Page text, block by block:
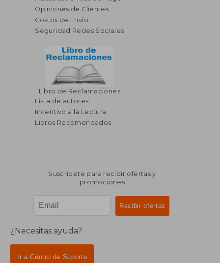
Opiniones de Clientes
Costos de Envío
Seguridad Redes Sociales
Libro de Reclamaciones
Lista de autores
Incentivo a la Lectura
Libros Recomendados
Suscríbete para recibir ofertas y
promociones
¿Necesitas ayuda?
Ir a Centro de Soporte